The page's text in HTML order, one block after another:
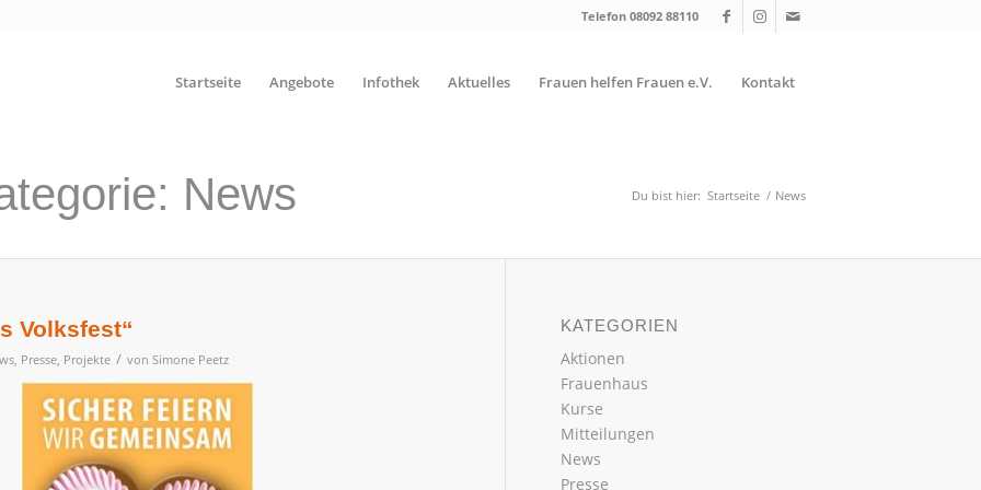
Telefon 08092 88110
Startseite Angebote Infothek Aktuelles Frauen helfen Frauen e.V. Kontakt
News Du bist hier: Startseite / News
Volksfest“
, Presse, Projekte / von Simone Peetz
KATEGORIEN
Aktionen
Frauenhaus
Kurse
Mitteilungen
News
Presse